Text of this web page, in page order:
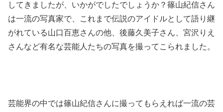
してきましたが、いかがでしたでしょうか？篠山紀信さん
は一流の写真家で、これまで伝説のアイドルとして語り継
がれている山口百恵さんの他、後藤久美子さん、宮沢りえ
さんなど有名な芸能人たちの写真を撮ってこられました。
芸能界の中では篠山紀信さんに撮ってもらえれば一流の芸